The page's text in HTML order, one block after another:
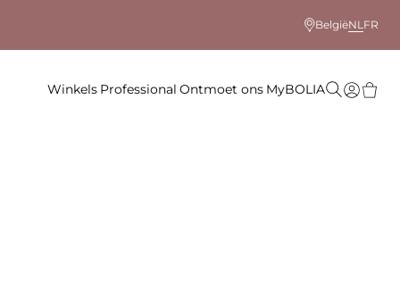
BelgiëNLFR
Winkels Professional Ontmoet ons MyBOLIA